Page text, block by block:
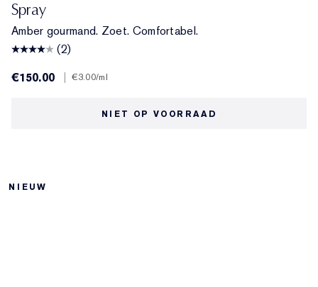
Spray
Amber gourmand. Zoet. Comfortabel.
(2)
€150.00
€3.00/ml
NIET OP VOORRAAD
NIEUW